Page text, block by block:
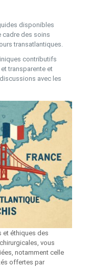
disponibles
cadre des soins
transatlantiques.
contributifs
transparente et
avec les
et éthiques des
vous
notamment celle
offertes par